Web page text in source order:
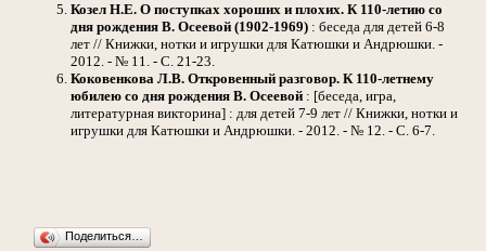
Козел Н.Е. О поступках хороших и плохих. К 110-летию со
дня рождения В. Осеевой (1902-1969) : беседа для детей 6-8
лет // Книжки, нотки и игрушки для Катюшки и Андрюшки. -
2012. - № 11. - С. 21-23.
Коковенкова Л.В. Откровенный разговор. К 110-летнему
юбилею со дня рождения В. Осеевой : [беседа, игра,
литературная викторина] : для детей 7-9 лет // Книжки, нотки и
игрушки для Катюшки и Андрюшки. - 2012. - № 12. - С. 6-7.
Поделиться…